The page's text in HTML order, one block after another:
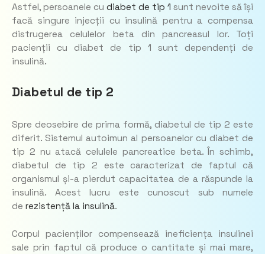
Astfel, persoanele cu diabet de tip 1 sunt nevoite să își
facă singure injecții cu insulină pentru a compensa
distrugerea celulelor beta din pancreasul lor. Toți
pacienții cu diabet de tip 1 sunt dependenți de
insulină.
Diabetul de tip 2
Spre deosebire de prima formă, diabetul de tip 2 este
diferit. Sistemul autoimun al persoanelor cu diabet de
tip 2 nu atacă celulele pancreatice beta. În schimb,
diabetul de tip 2 este caracterizat de faptul că
organismul și-a pierdut capacitatea de a răspunde la
insulină. Acest lucru este cunoscut sub numele
de rezistență la insulină.
Corpul pacienților compensează ineficiența insulinei
sale prin faptul că produce o cantitate și mai mare,